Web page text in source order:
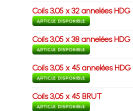
Coils 3,05 x 32 annelées HDG
Coils 3,05 x 38 annelées HDG
Coils 3,05 x 45 annelées HDG
Coils 3,05 x 45 BRUT